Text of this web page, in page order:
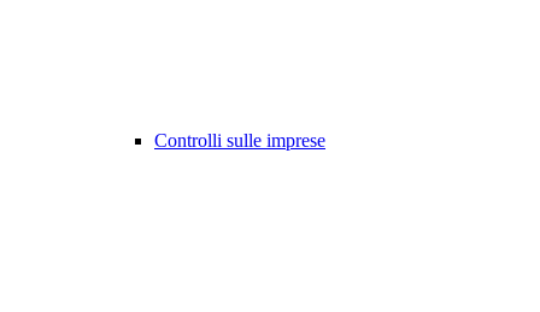
Controlli sulle imprese